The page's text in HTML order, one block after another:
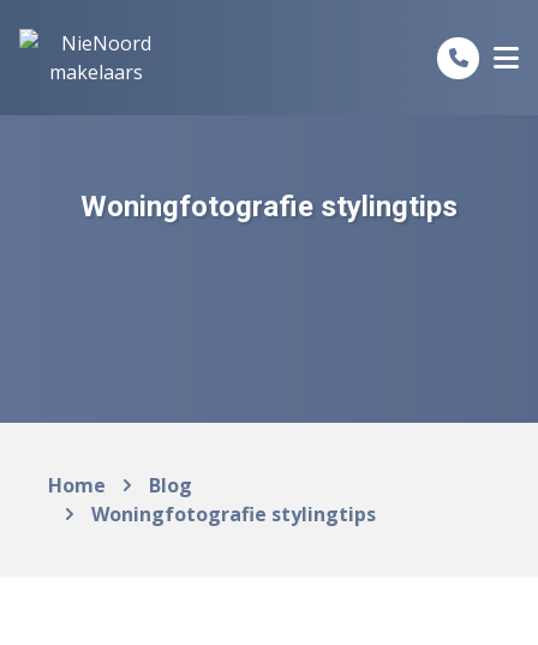
Woningfotografie stylingtips
Home
Blog
Woningfotografie stylingtips